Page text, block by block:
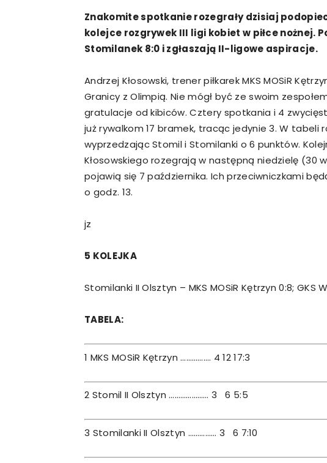
Znakomite spotkanie rozegrały dzisiaj
kolejce rozgrywek III ligi kobiet w piłce nożnej.
Stomilanek 8:0 i zgłaszają II-ligowe aspiracje.
Andrzej Kłosowski, trener piłkarek MKS MOSiR
Granicy z Olimpią. Nie mógł być ze swoim
gratulacje od kibiców. Cztery spotkania i 4
już rywalkom 17 bramek, tracąc jedynie 3. W
wyprzedzając Stomil i Stomilanki o 6 punktów.
Kłosowskiego rozegrają w następną niedzielę (30
pojawią się 7 października. Ich przeciwniczkami
o godz. 13.
jz
5 KOLEJKA
Stomilanki II Olsztyn – MKS MOSiR Kętrzyn 0:8; GKS
TABELA:
1 MKS MOSiR Kętrzyn ……………. 4 12 17:3
2 Stomil II Olsztyn ………………… 3 6 5:5
3 Stomilanki II Olsztyn …………… 3 6 7:10